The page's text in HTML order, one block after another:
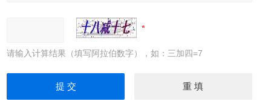
请输入计算结果（填写阿拉伯数字），如：三加四=7